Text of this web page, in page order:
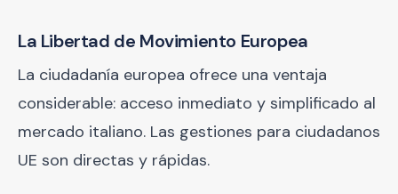
La Libertad de Movimiento Europea
La ciudadanía europea ofrece una ventaja
considerable: acceso inmediato y simplificado al
mercado italiano. Las gestiones para ciudadanos
UE son directas y rápidas.